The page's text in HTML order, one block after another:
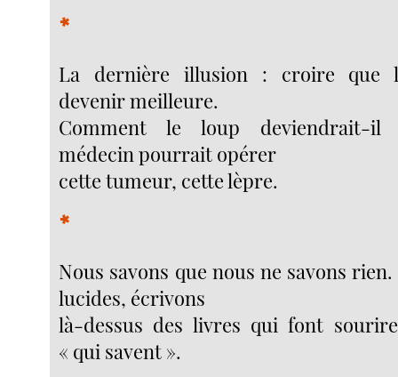
*
La dernière illusion : croire que
devenir meilleure.
Comment le loup deviendrait-il
médecin pourrait opérer
cette tumeur, cette lèpre.
*
Nous savons que nous ne savons
lucides, écrivons
là-dessus des livres qui font
« qui savent ».